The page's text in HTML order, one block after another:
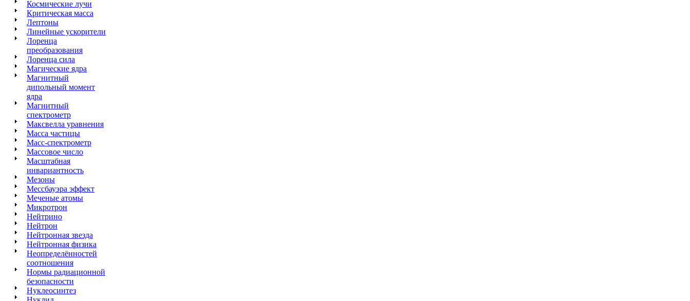
Космические лучи
Критическая масса
Лептоны
Линейные ускорители
Лоренца
преобразования
Лоренца сила
Магические ядра
Магнитный
дипольный момент
ядра
Магнитный
спектрометр
Максвелла уравнения
Масса частицы
Масс-спектрометр
Массовое число
Масштабная
инвариантность
Мезоны
Мессбауэра эффект
Меченые атомы
Микротрон
Нейтрино
Нейтрон
Нейтронная звезда
Нейтронная физика
Неопределённостей
соотношения
Нормы радиационной
безопасности
Нуклеосинтез